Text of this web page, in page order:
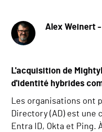
Alex Weinert
L'acquisition de
d'identité hybrides
Les organisations ont
Directory (AD) est une
Entra ID, Okta et